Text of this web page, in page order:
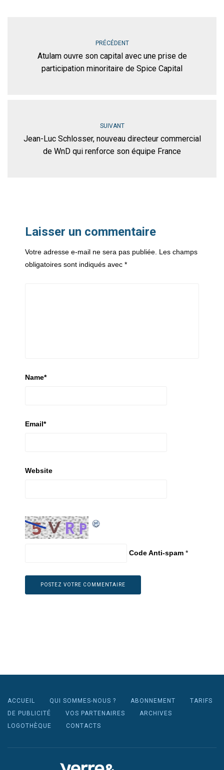
PRÉCÉDENT
Atulam ouvre son capital avec une prise de
participation minoritaire de Spice Capital
SUIVANT
Jean-Luc Schlosser, nouveau directeur commercial
de WnD qui renforce son équipe France
Laisser un commentaire
Votre adresse e-mail ne sera pas publiée. Les champs
obligatoires sont indiqués avec *
Name*
Email*
Website
Code Anti-spam *
ACCUEIL QUI SOMMES-NOUS ? ABONNEMENT
TARIFS
DE PUBLICITÉ
VOS PARTENAIRES
ARCHIVES
LOGOTHÈQUE
CONTACTS